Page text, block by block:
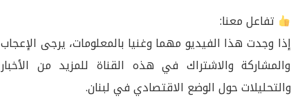
تفاعل معنا:
إذا وجدت هذا الفيديو مهما وغنيا بالمعلومات، يرجى الإعجاب
والمشاركة والاشتراك في هذه القناة للمزيد من الأخبار
والتحليلات حول الوضع الاقتصادي في لبنان.